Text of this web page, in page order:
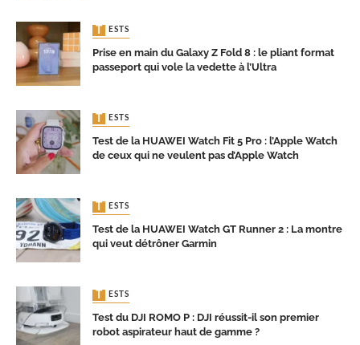
TESTS
Prise en main du Galaxy Z Fold 8 : le pliant format
passeport qui vole la vedette à l’Ultra
TESTS
Test de la HUAWEI Watch Fit 5 Pro : l’Apple Watch
de ceux qui ne veulent pas d’Apple Watch
TESTS
Test de la HUAWEI Watch GT Runner 2 : La montre
qui veut détrôner Garmin
TESTS
Test du DJI ROMO P : DJI réussit-il son premier
robot aspirateur haut de gamme ?